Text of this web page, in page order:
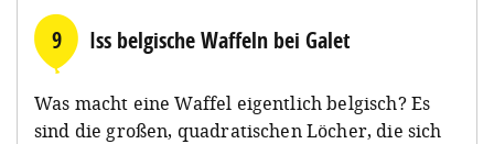
9 Iss belgische Waffeln bei Galet
Was macht eine Waffel eigentlich belgisch? Es
sind die großen, quadratischen Löcher, die sich